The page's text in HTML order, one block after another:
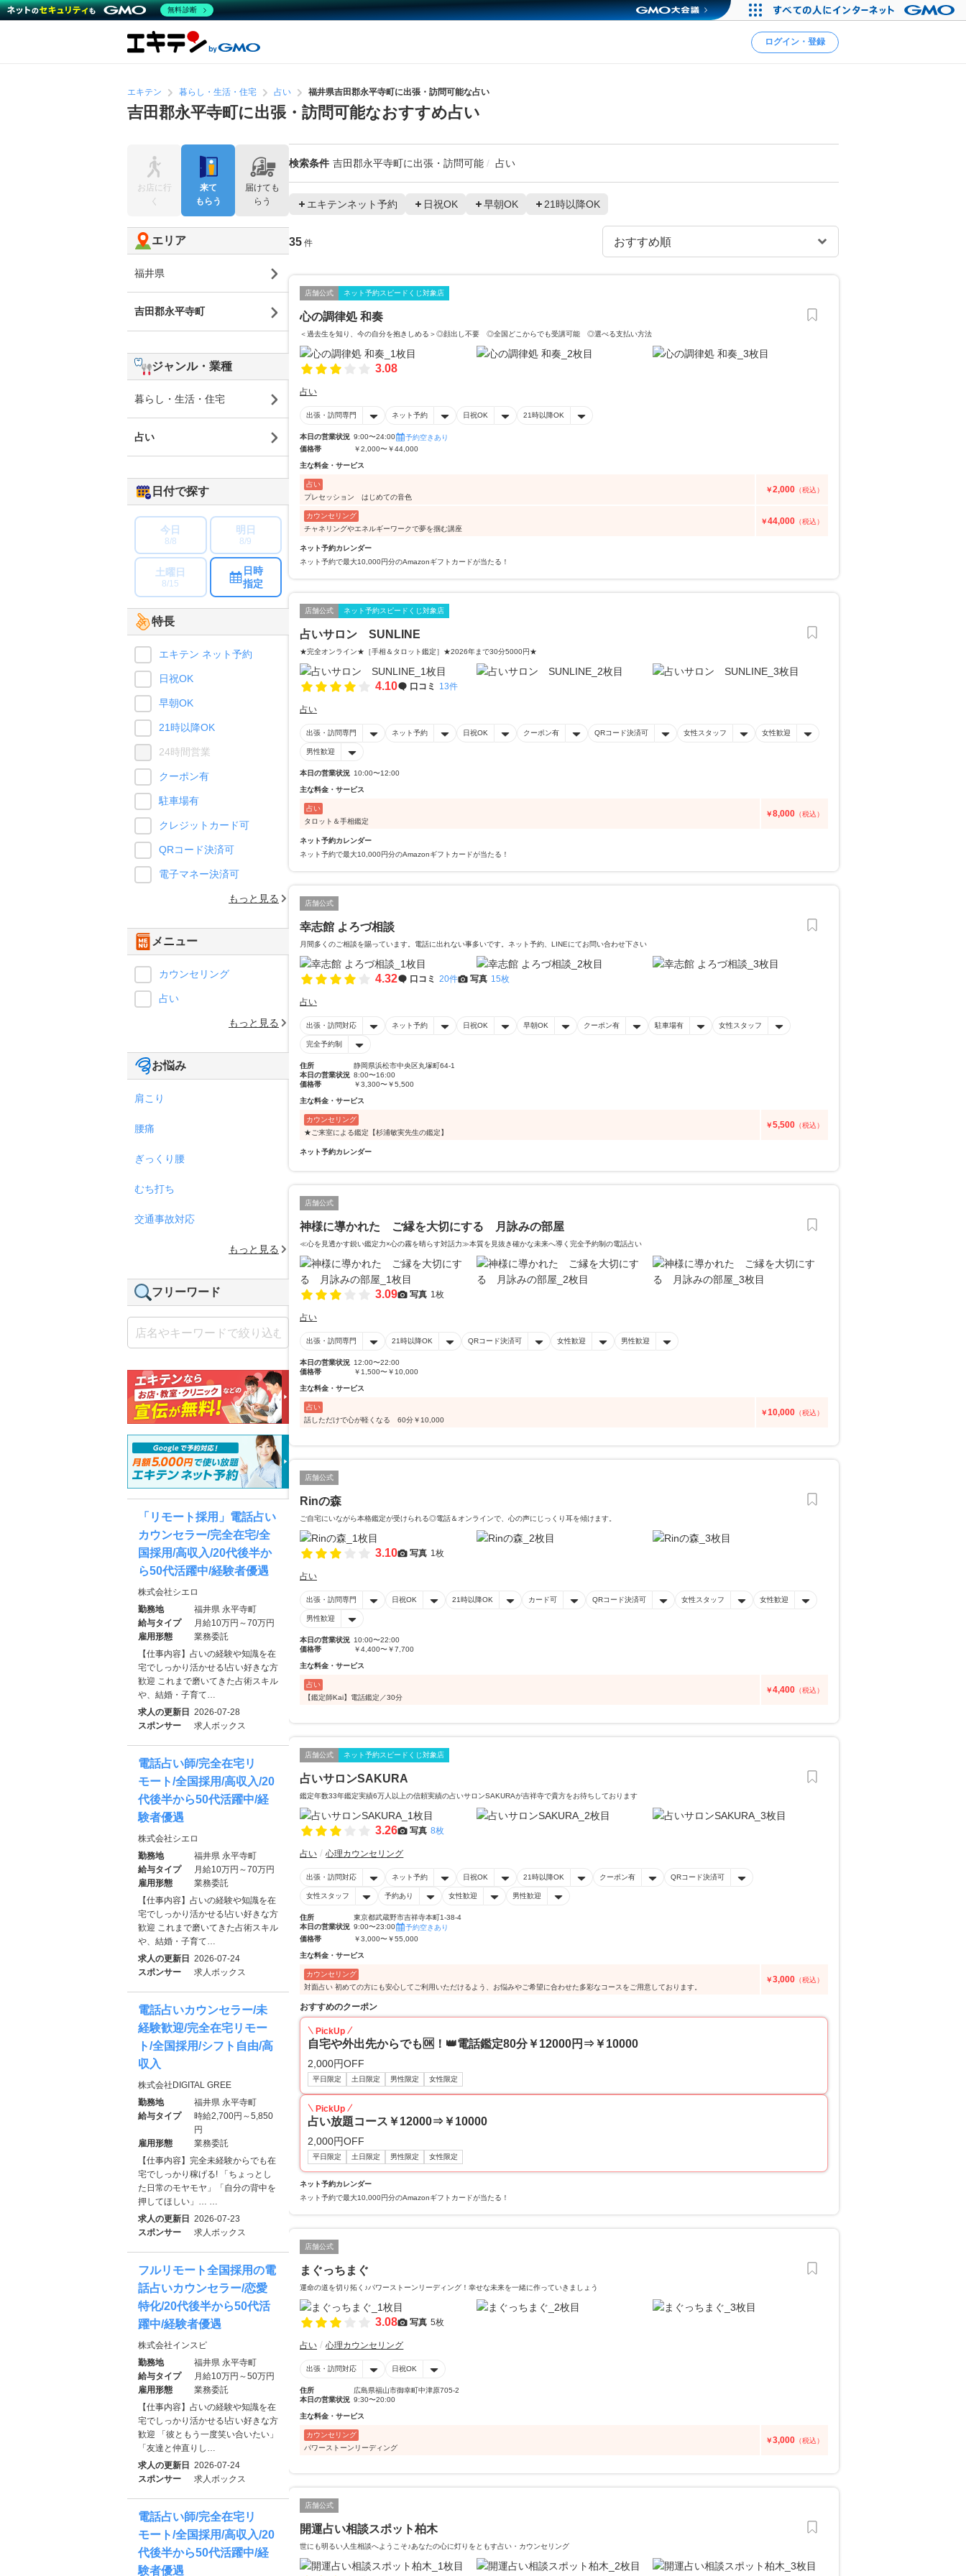
ログイン・登録
エキテン 暮らし・生活・住宅 占い 福井県吉田郡永平寺町に出張・訪問可能な占い
吉田郡永平寺町に出張・訪問可能なおすすめ占い
検索条件 吉田郡永平寺町に出張・訪問可能 占い
エキテンネット予約 日祝OK 早朝OK 21時以降OK
35 件
店舗公式 ネット予約スピードくじ対象店
心の調律処 和奏
＜過去生を知り、今の自分を抱きしめる＞◎顔出し不要 ◎全国どこからでも受講可能 ◎選べる支払い方法
3.08
占い
出張・訪問専門 ネット予約 日祝OK 21時以降OK
本日の営業状況 9:00〜24:00
予約空きあり
価格帯
￥2,000〜￥44,000
主な料金・サービス
占い
プレセッション はじめての音色
￥2,000 （税込）
カウンセリング
チャネリングやエネルギーワークで夢を掴む講座
￥44,000 （税込）
ネット予約カレンダー
ネット予約で最大10,000円分のAmazonギフトカードが当たる！
店舗公式 ネット予約スピードくじ対象店
占いサロン SUNLINE
★完全オンライン★［手相＆タロット鑑定］★2026年まで30分5000円★
4.10 口コミ 13件
占い
出張・訪問専門 ネット予約 日祝OK クーポン有 QRコード決済可 女性スタッフ 女性歓迎
男性歓迎
本日の営業状況 10:00〜12:00
主な料金・サービス
占い
タロット＆手相鑑定
￥8,000 （税込）
ネット予約カレンダー
ネット予約で最大10,000円分のAmazonギフトカードが当たる！
店舗公式
幸志館 よろづ相談
月間多くのご相談を賜っています。電話に出れない事多いです。ネット予約、LINEにてお問い合わせ下さい
4.32 口コミ 20件 写真 15枚
占い
出張・訪問対応 ネット予約 日祝OK 早朝OK クーポン有 駐車場有 女性スタッフ
完全予約制
住所
静岡県浜松市中央区丸塚町64-1
本日の営業状況 8:00〜16:00
価格帯
￥3,300〜￥5,500
主な料金・サービス
カウンセリング
★ご来室による鑑定【杉浦敏実先生の鑑定】
￥5,500 （税込）
ネット予約カレンダー
店舗公式
神様に導かれた ご縁を大切にする 月詠みの部屋
≪心を見透かす鋭い鑑定力×心の霧を晴らす対話力≫本質を見抜き確かな未来へ導く完全予約制の電話占い
3.09 写真 1枚
占い
出張・訪問専門 21時以降OK QRコード決済可 女性歓迎 男性歓迎
本日の営業状況 12:00〜22:00
価格帯
￥1,500〜￥10,000
主な料金・サービス
占い
話しただけで心が軽くなる 60分￥10,000
￥10,000 （税込）
店舗公式
Rinの森
ご自宅にいながら本格鑑定が受けられる◎電話＆オンラインで、心の声にじっくり耳を傾けます。
3.10 写真 1枚
占い
出張・訪問専門 日祝OK 21時以降OK カード可 QRコード決済可 女性スタッフ 女性歓迎
男性歓迎
本日の営業状況 10:00〜22:00
価格帯
￥4,400〜￥7,700
主な料金・サービス
占い
【鑑定師Kai】電話鑑定／30分
￥4,400 （税込）
店舗公式 ネット予約スピードくじ対象店
占いサロンSAKURA
鑑定年数33年鑑定実績6万人以上の信頼実績の占いサロンSAKURAが吉祥寺で貴方をお待ちしております
3.26 写真 8枚
占い 心理カウンセリング
出張・訪問対応 ネット予約 日祝OK 21時以降OK クーポン有 QRコード決済可
女性スタッフ 予約あり 女性歓迎 男性歓迎
住所
東京都武蔵野市吉祥寺本町1-38-4
本日の営業状況 9:00〜23:00
予約空きあり
価格帯
￥3,000〜￥55,000
主な料金・サービス
カウンセリング
対面占い 初めての方にも安心してご利用いただけるよう、お悩みやご希望に合わせた多彩なコースをご用意しております。
￥3,000 （税込）
おすすめのクーポン
PickUp
自宅や外出先からでも🆗！👑電話鑑定80分￥12000円⇒￥10000
2,000円OFF
平日限定 土日限定 男性限定 女性限定
PickUp
占い放題コース￥12000⇒￥10000
2,000円OFF
平日限定 土日限定 男性限定 女性限定
ネット予約カレンダー
ネット予約で最大10,000円分のAmazonギフトカードが当たる！
店舗公式
まぐっちまぐ
運命の道を切り拓く♪パワーストーンリーディング！幸せな未来を一緒に作っていきましょう
3.08 写真 5枚
占い 心理カウンセリング
出張・訪問対応 日祝OK
住所
広島県福山市御幸町中津原705-2
本日の営業状況 9:30〜20:00
主な料金・サービス
カウンセリング
パワーストーンリーディング
￥3,000 （税込）
店舗公式
開運占い相談スポット柏木
世にも明るい人生相談へようこそ♪あなたの心に灯りをともす占い・カウンセリング
お店に行
く
来て
もらう
届けても
らう
エリア
福井県
吉田郡永平寺町
ジャンル・業種
暮らし・生活・住宅
占い
日付で探す
今日
8/8
明日
8/9
土曜日
8/15
日時
指定
特長
エキテン ネット予約
日祝OK
早朝OK
21時以降OK
24時間営業
クーポン有
駐車場有
クレジットカード可
QRコード決済可
電子マネー決済可
もっと見る
メニュー
カウンセリング
占い
もっと見る
お悩み
肩こり
腰痛
ぎっくり腰
むち打ち
交通事故対応
もっと見る
フリーワード
「リモート採用」電話占い
カウンセラー/完全在宅/全
国採用/高収入/20代後半か
ら50代活躍中/経験者優遇
株式会社シエロ
勤務地
福井県 永平寺町
給与タイプ
月給10万円～70万円
雇用形態
業務委託
【仕事内容】占いの経験や知識を在
宅でしっかり活かせる!占い好きな方
歓迎 これまで磨いてきた占術スキル
や、結婚・子育て…
求人の更新日
2026-07-28
スポンサー
求人ボックス
電話占い師/完全在宅リ
モート/全国採用/高収入/20
代後半から50代活躍中/経
験者優遇
株式会社シエロ
勤務地
福井県 永平寺町
給与タイプ
月給10万円～70万円
雇用形態
業務委託
【仕事内容】占いの経験や知識を在
宅でしっかり活かせる!占い好きな方
歓迎 これまで磨いてきた占術スキル
や、結婚・子育て…
求人の更新日
2026-07-24
スポンサー
求人ボックス
電話占いカウンセラー/未
経験歓迎/完全在宅リモー
ト/全国採用/シフト自由/高
収入
株式会社DIGITAL GREE
勤務地
福井県 永平寺町
給与タイプ
時給2,700円～5,850
円
雇用形態
業務委託
【仕事内容】完全未経験からでも在
宅でしっかり稼げる! 「ちょっとし
た日常のモヤモヤ」「自分の背中を
押してほしい」… …
求人の更新日
2026-07-23
スポンサー
求人ボックス
フルリモート全国採用の電
話占いカウンセラー/恋愛
特化/20代後半から50代活
躍中/経験者優遇
株式会社インスピ
勤務地
福井県 永平寺町
給与タイプ
月給10万円～50万円
雇用形態
業務委託
【仕事内容】占いの経験や知識を在
宅でしっかり活かせる!占い好きな方
歓迎 「彼ともう一度笑い合いたい」
「友達と仲直りし…
求人の更新日
2026-07-24
スポンサー
求人ボックス
電話占い師/完全在宅リ
モート/全国採用/高収入/20
代後半から50代活躍中/経
験者優遇
無料診断